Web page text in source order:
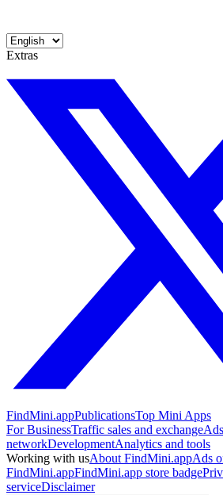
Extras
FindMini.appPublicationsTop Mini Apps
For BusinessTraffic sales and exchangeAds
networkDevelopmentAnalytics and tools
Working with usAbout FindMini.appAds
FindMini.appFindMini.app store badge
serviceDisclaimer